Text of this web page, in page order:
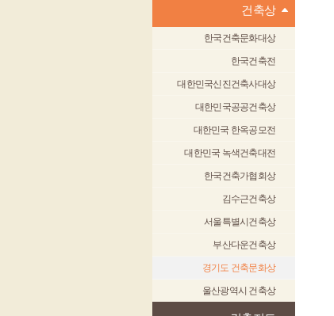
건축상
한국건축문화대상
한국건축전
대한민국신진건축사대상
대한민국공공건축상
대한민국 한옥공모전
대한민국 녹색건축대전
한국건축가협회상
김수근건축상
서울특별시건축상
부산다운건축상
경기도 건축문화상
울산광역시 건축상